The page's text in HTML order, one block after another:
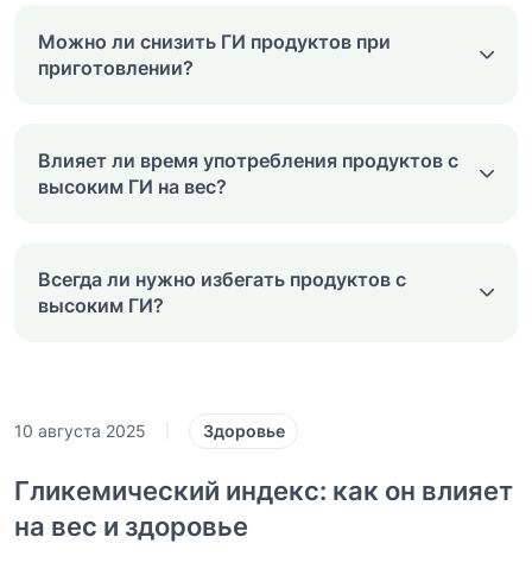
Можно ли снизить ГИ продуктов при
приготовлении?
Влияет ли время употребления продуктов с
высоким ГИ на вес?
Всегда ли нужно избегать продуктов с
высоким ГИ?
10 августа 2025 Здоровье
Гликемический индекс: как он влияет
на вес и здоровье